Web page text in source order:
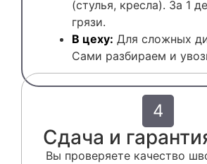
(стулья, кресла). За 1
грязи.
В цеху: Для сложных
Сами разбираем и
4
Сдача и
Вы проверяете качество